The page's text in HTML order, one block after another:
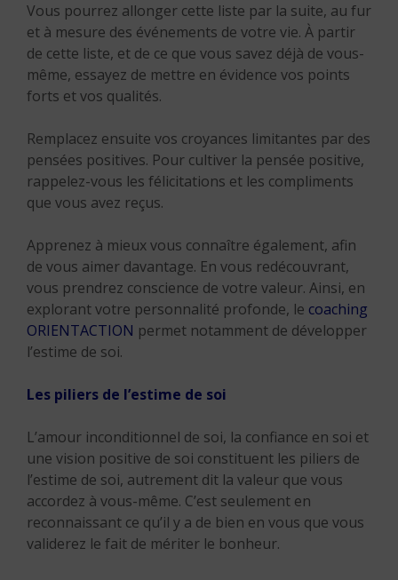
Vous pourrez allonger cette liste par la suite, au fur
et à mesure des événements de votre vie. À partir
de cette liste, et de ce que vous savez déjà de vous-
même, essayez de mettre en évidence vos points
forts et vos qualités.
Remplacez ensuite vos croyances limitantes par des
pensées positives. Pour cultiver la pensée positive,
rappelez-vous les félicitations et les compliments
que vous avez reçus.
Apprenez à mieux vous connaître également, afin
de vous aimer davantage. En vous redécouvrant,
vous prendrez conscience de votre valeur. Ainsi, en
explorant votre personnalité profonde, le coaching
ORIENTACTION permet notamment de développer
l’estime de soi.
Les piliers de l’estime de soi
L’amour inconditionnel de soi, la confiance en soi et
une vision positive de soi constituent les piliers de
l’estime de soi, autrement dit la valeur que vous
accordez à vous-même. C’est seulement en
reconnaissant ce qu’il y a de bien en vous que vous
validerez le fait de mériter le bonheur.